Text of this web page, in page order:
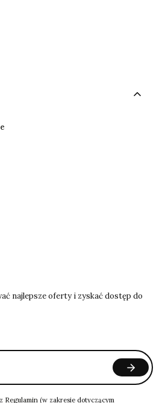
najlepsze oferty i zyskać dostęp do
Regulamin (w zakresie dotyczącym